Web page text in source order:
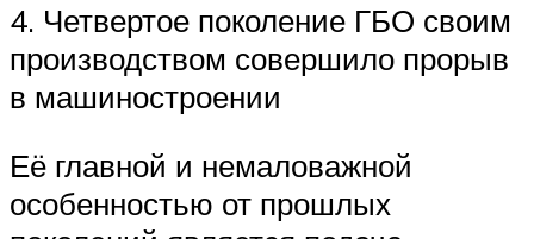
4. Четвертое поколение ГБО своим
производством совершило прорыв
в машиностроении
Её главной и немаловажной
особенностью от прошлых